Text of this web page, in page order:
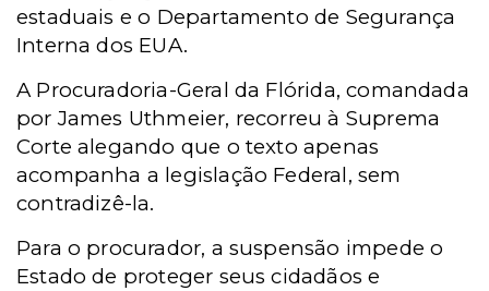
estaduais e o Departamento de Segurança
Interna dos EUA.
A Procuradoria-Geral da Flórida, comandada
por James Uthmeier, recorreu à Suprema
Corte alegando que o texto apenas
acompanha a legislação Federal, sem
contradizê-la.
Para o procurador, a suspensão impede o
Estado de proteger seus cidadãos e